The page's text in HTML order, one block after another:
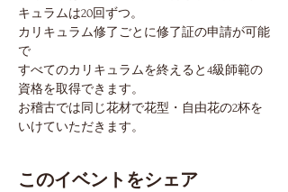
キュラムは20回ずつ。
カリキュラム修了ごとに修了証の申請が可能
で
すべてのカリキュラムを終えると4級師範の
資格を取得できます。
お稽古では同じ花材で花型・自由花の2杯を
いけていただきます。
このイベントをシェア